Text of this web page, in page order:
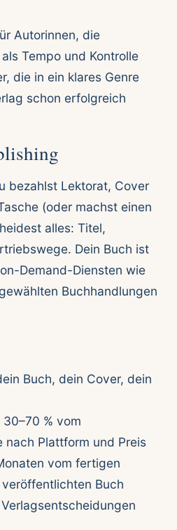
Autorinnen, die
Tempo und Kontrolle
die in ein klares Genre
schon erfolgreich
bezahlst Lektorat, Cover
(oder machst einen
alles: Titel,
Dein Buch ist
Demand-Diensten wie
Buchhandlungen
Buch, dein Cover, dein
% vom
nach Plattform und Preis
vom fertigen
Buch